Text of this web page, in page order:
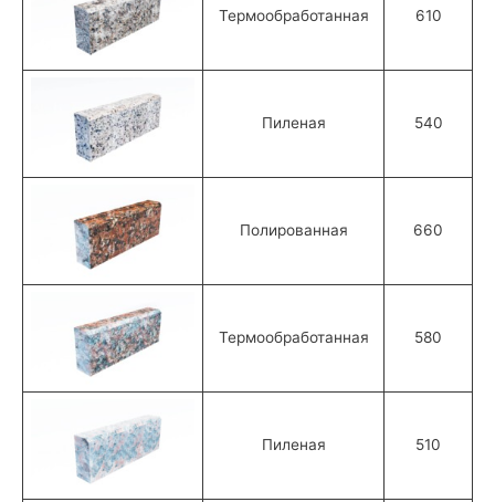
Термообработанная 610
Пиленая 540
Полированная 660
Термообработанная 580
Пиленая 510